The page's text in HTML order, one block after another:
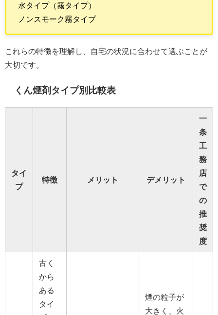
水タイプ（霧タイプ）
ノンスモーク霧タイプ
これらの特徴を理解し、自宅の状況に合わせて選ぶことが
大切です。
くん煙剤タイプ別比較表
タイ
プ
特徴 メリット デメリット
一
条
工
務
店
で
の
推
奨
度
古く
から
ある
タイ
煙の粒子が
大きく、火